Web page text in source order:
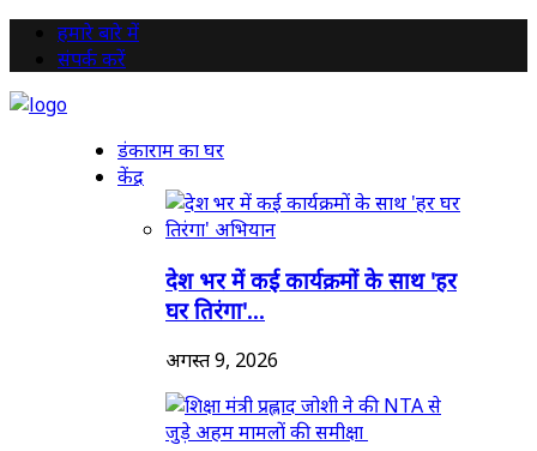
हमारे बारे में
संपर्क करें
डंकाराम का घर
केंद्र
देश भर में कई कार्यक्रमों के साथ 'हर
घर तिरंगा'...
अगस्त 9, 2026